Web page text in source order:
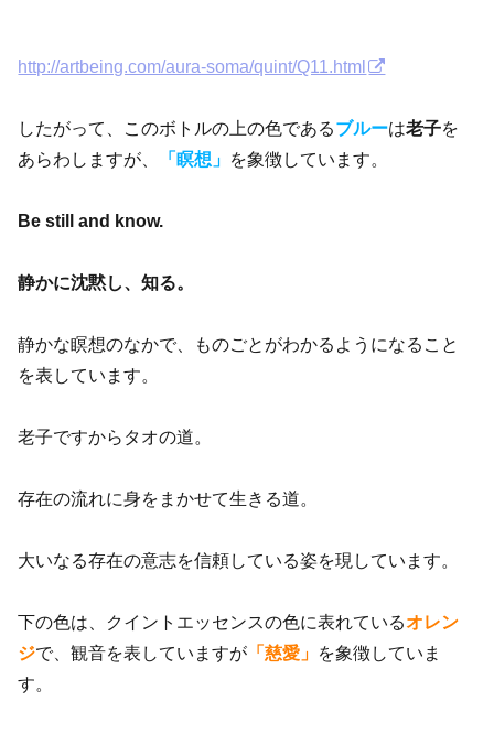
http://artbeing.com/aura-soma/quint/Q11.html
したがって、このボトルの上の色であるブルーは老子を
あらわしますが、
「瞑想」 を象徴しています。
Be still and know.
静かに沈黙し、知る。
静かな瞑想のなかで、ものごとがわかるようになること
を表しています。
老子ですからタオの道。
存在の流れに身をまかせて生きる道。
大いなる存在の意志を信頼している姿を現しています。
下の色は、クイントエッセンスの色に表れているオレン
ジで、観音を表していますが 「慈愛」 を象徴していま
す。